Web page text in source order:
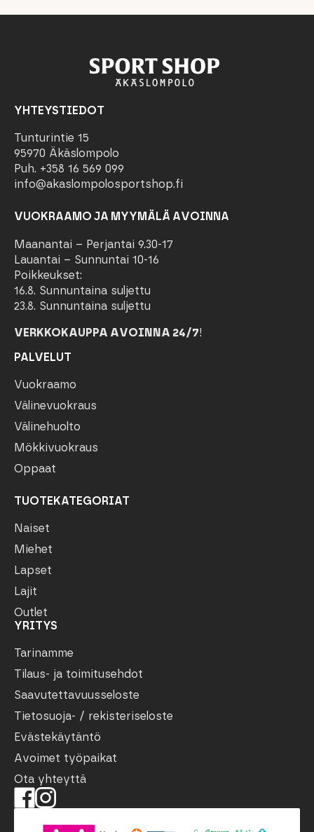
YHTEYSTIEDOT
Tunturintie 15
95970 Äkäslompolo
Puh. +358 16 569 099
info@akaslompolosportshop.fi
VUOKRAAMO JA MYYMÄLÄ AVOINNA
Maanantai – Perjantai 9.30-17
Lauantai – Sunnuntai 10-16
Poikkeukset:
16.8. Sunnuntaina suljettu
23.8. Sunnuntaina suljettu
VERKKOKAUPPA AVOINNA 24/7!
PALVELUT
Vuokraamo
Välinevuokraus
Välinehuolto
Mökkivuokraus
Oppaat
TUOTEKATEGORIAT
Naiset
Miehet
Lapset
Lajit
Outlet
YRITYS
Tarinamme
Tilaus- ja toimitusehdot
Saavutettavuusseloste
Tietosuoja- / rekisteriseloste
Evästekäytäntö
Avoimet työpaikat
Ota yhteyttä